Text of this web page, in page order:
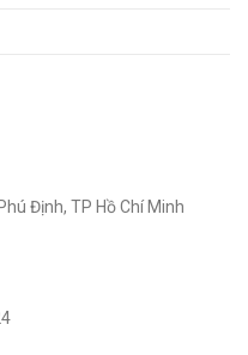
Định, TP Hồ Chí Minh